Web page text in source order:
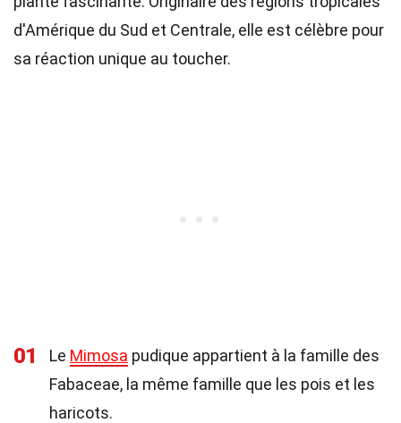
d'Amérique du Sud et Centrale, elle est célèbre pour
sa réaction unique au toucher.
01 Le Mimosa pudique appartient à la famille des
Fabaceae, la même famille que les pois et les
haricots.